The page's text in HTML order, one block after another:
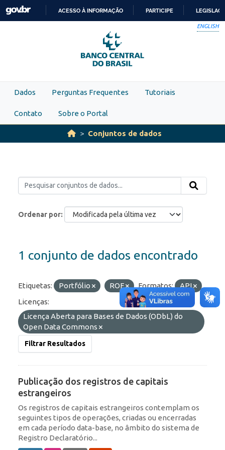
Skip to main content
PARA
O
CONTEÚDO
ACESSO À INFORMAÇÃO PARTICIPE
ENGLISH
Dados Perguntas Frequentes Tutoriais
Contato Sobre o Portal
Conjuntos de dados
Ordenar por
1 conjunto de dados encontrado
Etiquetas: Portfólio ROF Formatos:
API
Licenças:
Licença Aberta para Bases de Dados (ODbL) do
Open Data Commons
Filtrar Resultados
Publicação dos registros de capitais
estrangeiros
Os registros de capitais estrangeiros contemplam os
seguintes tipos de operações, criadas ou encerradas
em cada período data-base, no âmbito do sistema de
Registro Declaratório...